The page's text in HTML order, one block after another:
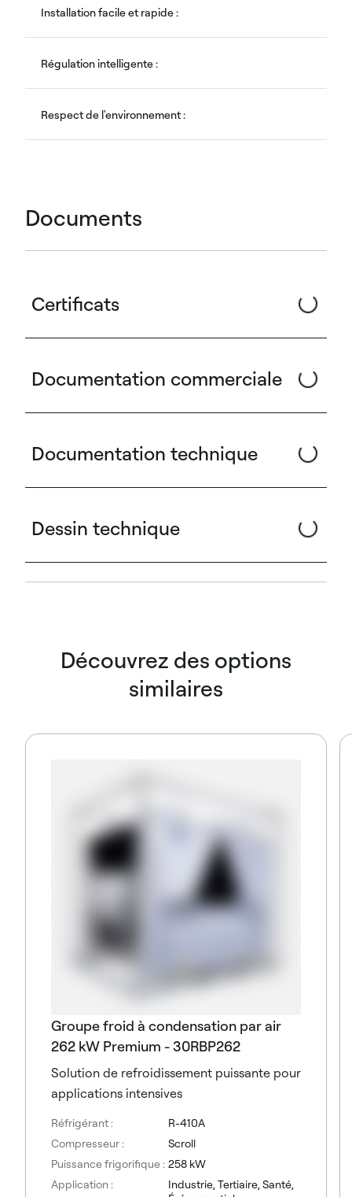
Installation facile et rapide :
Régulation intelligente :
Respect de l'environnement :
Documents
Certificats
Documentation commerciale
Documentation technique
Dessin technique
Découvrez des options
similaires
Groupe froid à condensation par air
262 kW Premium - 30RBP262
Solution de refroidissement puissante pour
applications intensives
Réfrigérant :
R-410A
Compresseur :
Scroll
Puissance frigorifique : 258 kW
Application :
Industrie, Tertiaire, Santé,